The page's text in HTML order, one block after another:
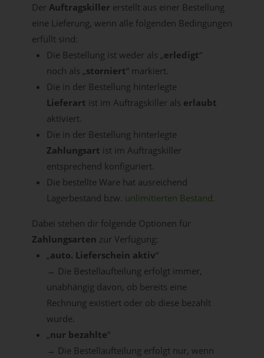
Der Auftragskiller erstellt aus einer Bestellung
eine Lieferung, wenn alle folgenden Bedingungen
erfüllt sind:
Die Bestellung ist weder als „erledigt“
noch als „storniert“ markiert.
Die in der Bestellung hinterlegte
Lieferart ist im Auftragskiller als erlaubt
aktiviert.
Die in der Bestellung hinterlegte
Zahlungsart ist im Auftragskiller
entsprechend konfiguriert.
Die bestellte Ware hat ausreichend
Lagerbestand bzw. unlimitierten Bestand
Dabei stehen dir folgende Optionen für
Zahlungsarten zur Verfügung:
„auto. Lieferschein aktiv“
→ Die Bestellaufteilung erfolgt immer,
unabhängig davon, ob bereits eine
Rechnung existiert oder ob diese bezahlt
wurde.
„nur bezahlte“
→ Die Bestellaufteilung erfolgt nur, wenn